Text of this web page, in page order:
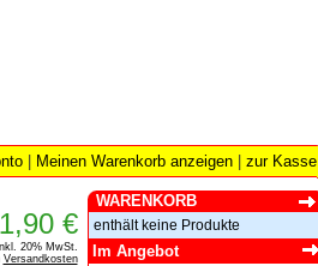
| Meinen Warenkorb anzeigen| zur Kasse
€
20% MwSt.
Versandkosten
WARENKORB
enthält keine Produkte
Im Angebot